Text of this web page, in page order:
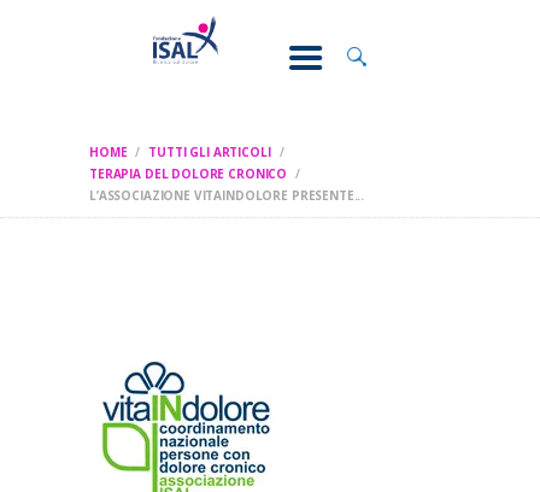
HOME
TUTTI GLI ARTICOLI
TERAPIA DEL DOLORE CRONICO
L’ASSOCIAZIONE VITAINDOLORE PRESENTE...
CONOSCI IL
DOLORE
RICERCA
FORMAZIONE